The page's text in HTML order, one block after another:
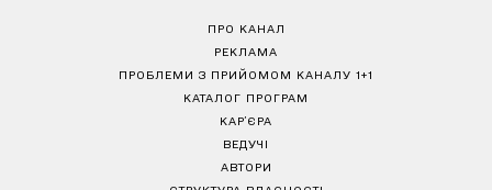
ПРО КАНАЛ
РЕКЛАМА
ПРОБЛЕМИ З ПРИЙОМОМ КАНАЛУ 1+1
КАТАЛОГ ПРОГРАМ
КАР’ЄРА
ВЕДУЧІ
АВТОРИ